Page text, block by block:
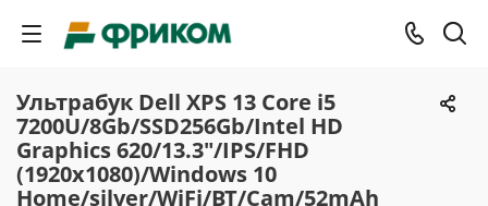
Ультрабук Dell XPS 13 Core i5
7200U/8Gb/SSD256Gb/Intel HD
Graphics 620/13.3"/IPS/FHD
(1920x1080)/Windows 10
Home/silver/WiFi/BT/Cam/52mAh